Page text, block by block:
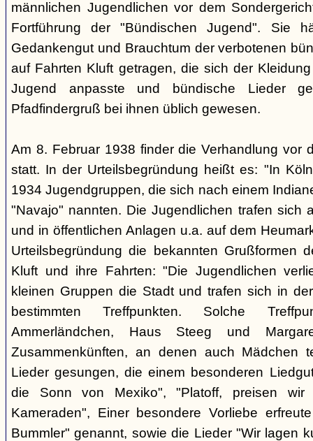
männlichen Jugendlichen vor dem
Fortführung der "Bündischen Jugend". Sie
Gedankengut und Brauchtum der verbotenen
auf Fahrten Kluft getragen, die sich der
Jugend anpasste und bündische Lieder
Pfadfindergruß bei ihnen üblich gewesen.
Am 8. Februar 1938 finder die Verhandlung vor
statt. In der Urteilsbegründung heißt es: "In
1934 Jugendgruppen, die sich nach einem
"Navajo" nannten. Die Jugendlichen trafen sich
und in öffentlichen Anlagen u.a. auf dem
Urteilsbegründung die bekannten Grußformen
Kluft und ihre Fahrten: "Die Jugendlichen
kleinen Gruppen die Stadt und trafen sich in
bestimmten Treffpunkten. Solche
Ammerländchen, Haus Steeg und
Zusammenkünften, an denen auch Mädchen
Lieder gesungen, die einem besonderen
die Sonn von Mexiko", "Platoff, preisen
Kameraden", Einer besondere Vorliebe
Bummler" genannt, sowie die Lieder "Wir lagen